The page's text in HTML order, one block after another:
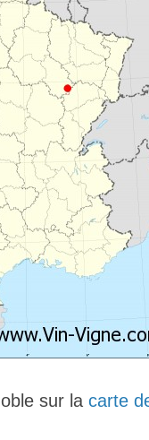
sur la carte